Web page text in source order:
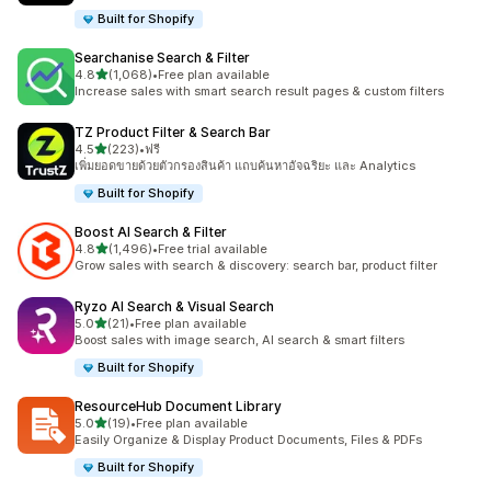
Built for Shopify
Searchanise Search & Filter
4.8เต็ม 5 ดาว
(1,068)
ทั้งหมด 1068 รีวิว
•Free plan available
Increase sales with smart search result pages & custom filters
TZ Product Filter & Search Bar
4.5เต็ม 5 ดาว
(223)
ทั้งหมด 223 รีวิว
•ฟรี
เพิ่มยอดขายด้วยตัวกรองสินค้า แถบค้นหาอัจฉริยะ และ Analytics
Built for Shopify
Boost AI Search & Filter
4.8เต็ม 5 ดาว
(1,496)
ทั้งหมด 1496 รีวิว
•Free trial available
Grow sales with search & discovery: search bar, product filter
Ryzo AI Search & Visual Search
5.0เต็ม 5 ดาว
(21)
ทั้งหมด 21 รีวิว
•Free plan available
Boost sales with image search, AI search & smart filters
Built for Shopify
ResourceHub Document Library
5.0เต็ม 5 ดาว
(19)
ทั้งหมด 19 รีวิว
•Free plan available
Easily Organize & Display Product Documents, Files & PDFs
Built for Shopify